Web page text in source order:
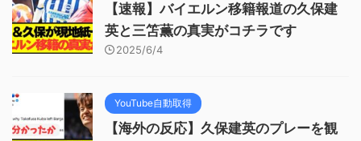
【速報】バイエルン移籍報道の久保建
英と三笘薫の真実がコチラです
2025/6/4
YouTube自動取得
【海外の反応】久保建英のプレーを観